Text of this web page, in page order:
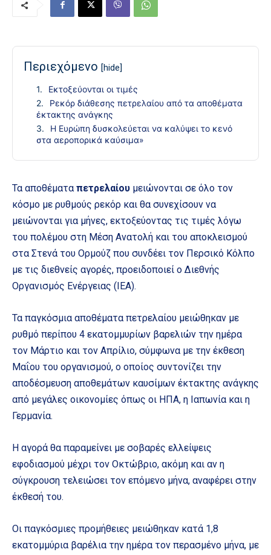
Περιεχόμενο [hide]
Εκτοξεύονται οι τιμές
Ρεκόρ διάθεσης πετρελαίου από τα αποθέματα
έκτακτης ανάγκης
Η Ευρώπη δυσκολεύεται να καλύψει το κενό
στα αεροπορικά καύσιμα»
Τα αποθέματαπετρελαίου μειώνονται σε όλο τον
κόσμο με ρυθμούς ρεκόρ και θα συνεχίσουν να
μειώνονται για μήνες, εκτοξεύοντας τις τιμές λόγω
του πολέμου στη Μέση Ανατολή και του αποκλεισμού
στα Στενά του Ορμούζ που συνδέει τον Περσικό Κόλπο
με τις διεθνείς αγορές, προειδοποιεί ο Διεθνής
Οργανισμός Ενέργειας (IEA).
Τα παγκόσμια αποθέματα πετρελαίου μειώθηκαν με
ρυθμό περίπου 4 εκατομμυρίων βαρελιών την ημέρα
τον Μάρτιο και τον Απρίλιο, σύμφωνα με την έκθεση
Μαΐου του οργανισμού, ο οποίος συντονίζει την
αποδέσμευση αποθεμάτων καυσίμων έκτακτης ανάγκης
από μεγάλες οικονομίες όπως οι ΗΠΑ, η Ιαπωνία και η
Γερμανία.
Η αγορά θα παραμείνει με σοβαρές ελλείψεις
εφοδιασμού μέχρι τον Οκτώβριο, ακόμη και αν η
σύγκρουση τελειώσει τον επόμενο μήνα, αναφέρει στην
έκθεσή του.
Οι παγκόσμιες προμήθειες μειώθηκαν κατά 1,8
εκατομμύρια βαρέλια την ημέρα τον περασμένο μήνα, με